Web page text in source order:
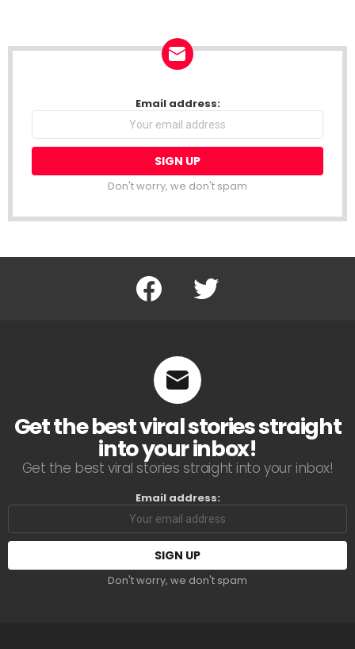
Email address:
Don't worry, we don't spam
Facebook Twitter
Get the best viral stories straight
into your inbox!
Get the best viral stories straight into your inbox!
Email address:
Don't worry, we don't spam